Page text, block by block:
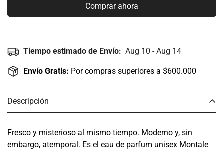
Comprar ahora
Tiempo estimado de Envío: Aug 10 - Aug 14
Envío Gratis: Por compras superiores a $600.000
Descripción
Fresco y misterioso al mismo tiempo. Moderno y, sin
embargo, atemporal. Es el eau de parfum unisex Montale